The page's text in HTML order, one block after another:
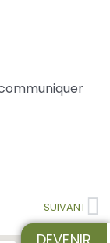
SUIVANT